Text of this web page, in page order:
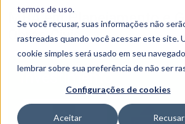
termos de uso.
Se você recusar, suas informações não
rastreadas quando você acessar este site.
cookie simples será usado em seu
lembrar sobre sua preferência de não ser
Configurações de cookies
Aceitar Recusar
MBA em Planejamento e
Obras Civis
Investimento